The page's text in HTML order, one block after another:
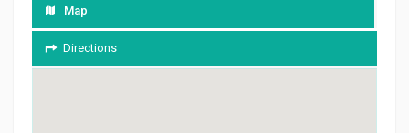
Map
Directions